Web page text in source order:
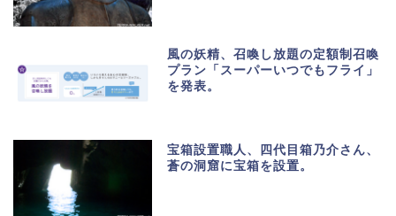
風の妖精、召喚し放題の定額制召喚
プラン「スーパーいつでもフライ」
を発表。
宝箱設置職人、四代目箱乃介さん、
蒼の洞窟に宝箱を設置。